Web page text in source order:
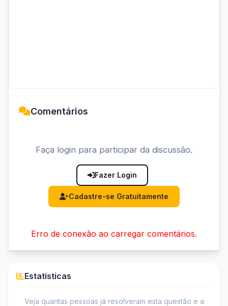
Comentários
Faça login para participar da discussão.
Fazer Login
Cadastre-se Gratuitamente
Erro de conexão ao carregar comentários.
Estatísticas
Veja quantas pessoas já resolveram esta questão e a